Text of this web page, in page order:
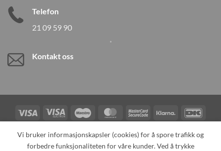
Telefon
21 09 59 90
Kontakt oss
Visa
Visa
Electron
Maestro MasterCardMasterCard
2
Klarna
Card
TILBAKEKALLINGER KONTAKT OSS OM OSS
Vi bruker informasjonskapsler (cookies) for å spore trafikk og
forbedre funksjonaliteten for våre kunder. Ved å trykke